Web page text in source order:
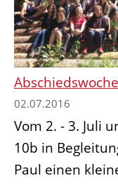
02.07.2016
Vom 2. - 3. Juli
10b in
Paul einen